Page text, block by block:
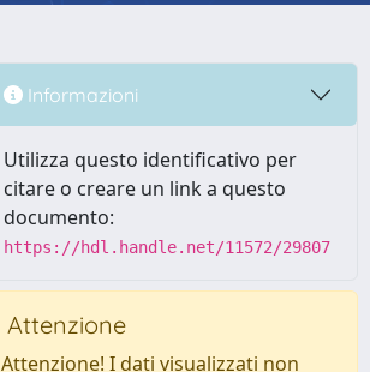
Informazioni
Utilizza questo identificativo per
citare o creare un link a questo
documento:
https://hdl.handle.net/11572/29807
Attenzione
Attenzione! I dati visualizzati non